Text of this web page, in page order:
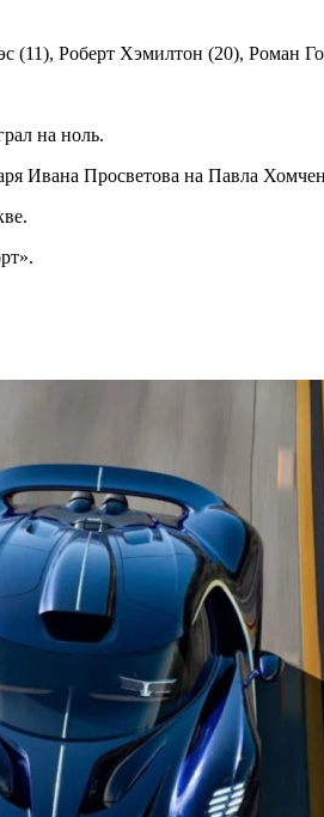
Роберт Хэмилтон (20), Роман
на ноль.
Ивана Просветова на Павла